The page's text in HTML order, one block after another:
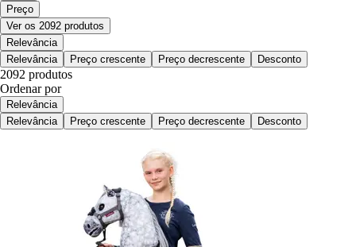
Preço
Ver os 2092 produtos
Relevância
Relevância
Preço crescente Preço decrescente Desconto
2092 produtos
Ordenar por
Relevância
Relevância
Preço crescente Preço decrescente Desconto